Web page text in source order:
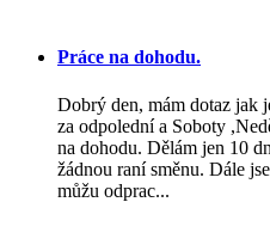
Práce na dohodu.
Dobrý den, mám dotaz jak
za odpolední a Soboty
na dohodu. Dělám jen 10
žádnou raní směnu. Dále
můžu odprac...